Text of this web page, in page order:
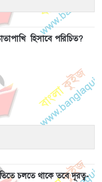
হিসাবে পরিচিত?
চলতে থাকে তবে দূরত্ব-